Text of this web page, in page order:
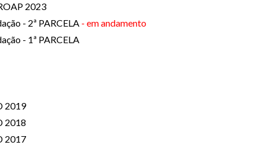
2023
- 2ª PARCELA - em andamento
- 1ª PARCELA
2019
2018
2017